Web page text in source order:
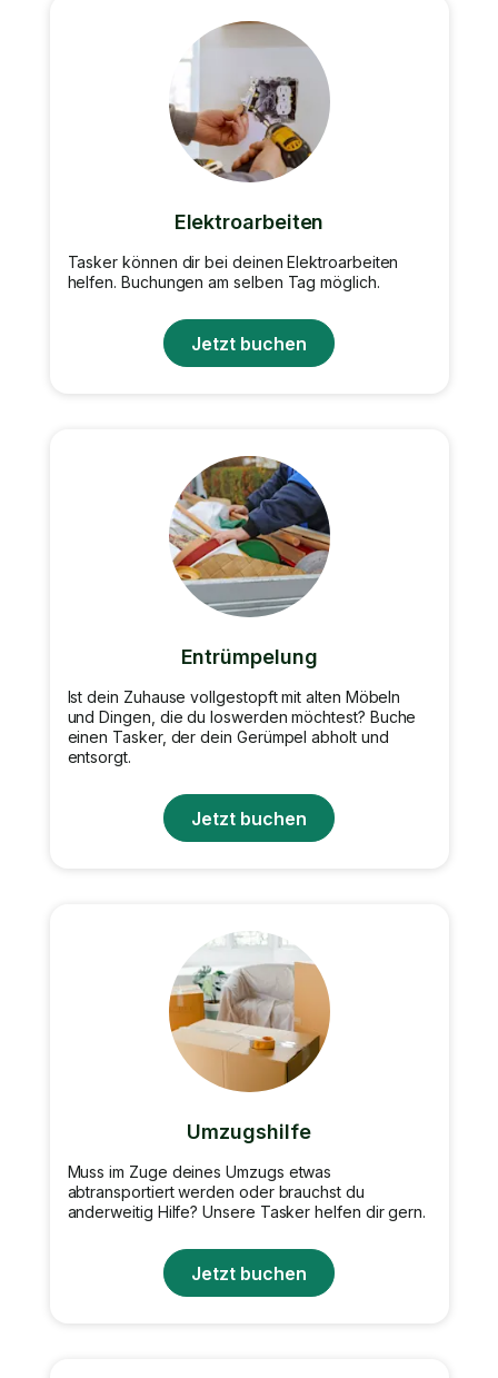
Elektroarbeiten
Tasker können dir bei deinen Elektroarbeiten
helfen. Buchungen am selben Tag möglich.
Jetzt buchen
Entrümpelung
Ist dein Zuhause vollgestopft mit alten Möbeln
und Dingen, die du loswerden möchtest? Buche
einen Tasker, der dein Gerümpel abholt und
entsorgt.
Jetzt buchen
Umzugshilfe
Muss im Zuge deines Umzugs etwas
abtransportiert werden oder brauchst du
anderweitig Hilfe? Unsere Tasker helfen dir gern.
Jetzt buchen